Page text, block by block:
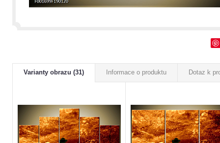
Varianty obrazu (31) Informace o produktu Dotaz k